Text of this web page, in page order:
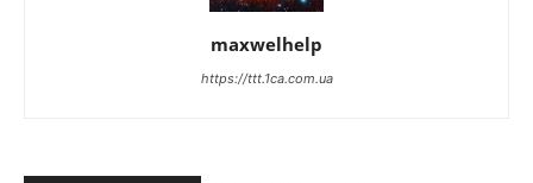
maxwelhelp
https://ttt.1ca.com.ua